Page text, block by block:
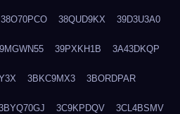
38O70PCO 38QUD9KX 39D3U3A0
39PXKH1B 3A43DKQP
3BKC9MX3 3BORDPAR
3C9KPDQV 3CL4BSMV